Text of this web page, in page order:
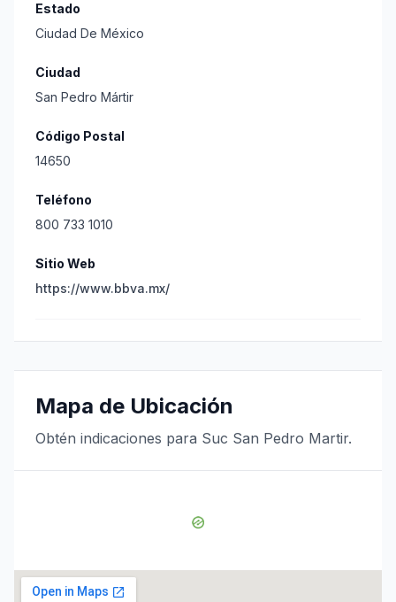
Estado
Ciudad De México
Ciudad
San Pedro Mártir
Código Postal
14650
Teléfono
800 733 1010
Sitio Web
https://www.bbva.mx/
Mapa de Ubicación
Obtén indicaciones para Suc San Pedro Martir.